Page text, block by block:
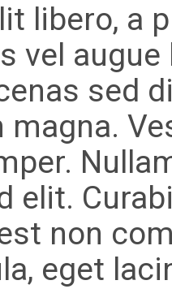
libero, a
vel
sed
magna.
elit.
non
eget